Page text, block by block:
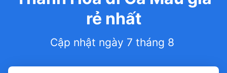
rẻ nhất
Cập nhật ngày 7 tháng 8